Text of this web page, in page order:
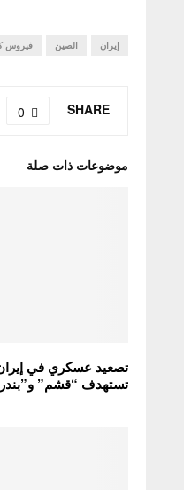
إيران الصين فيروس
SHARE
0
موضوعات ذات صلة
تصعيد عسكري في
تستهدف “قشم”